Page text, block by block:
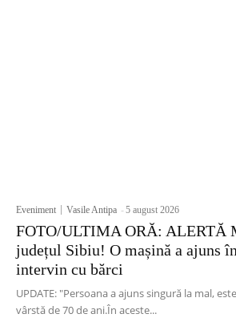
Eveniment Vasile Antipa -5 august 2026
FOTO/ULTIMA ORĂ: ALERTĂ
județul Sibiu! O mașină a ajuns
intervin cu bărci
UPDATE: "Persoana a ajuns singură la mal,
vârstă de 70 de ani.În aceste...